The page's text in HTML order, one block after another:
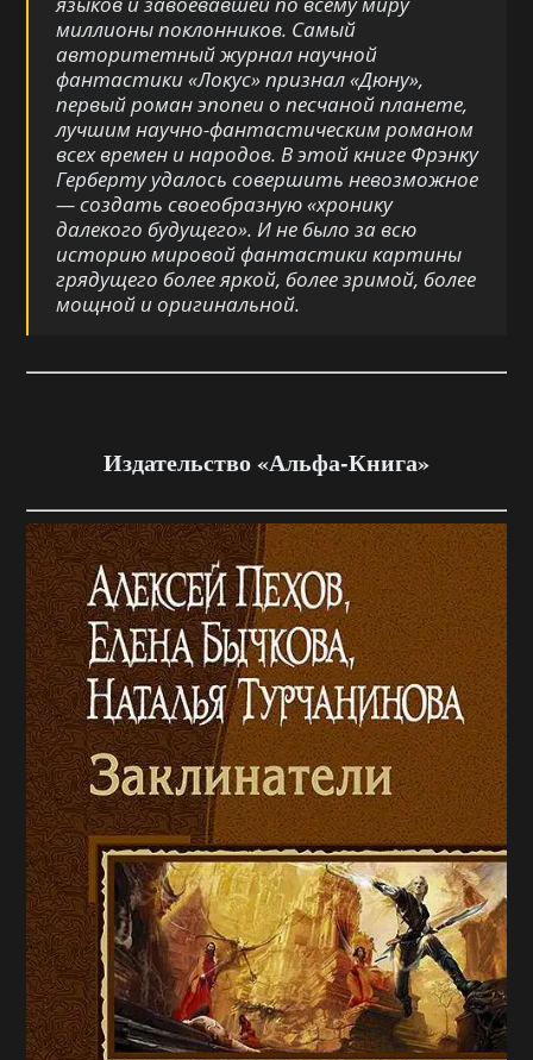
миллионы поклонников. Самый
авторитетный журнал научной
фантастики «Локус» признал «Дюну»,
первый роман эпопеи о песчаной планете,
лучшим научно-фантастическим романом
всех времен и народов. В этой книге Фрэнку
Герберту удалось совершить невозможное
— создать своеобразную «хронику
далекого будущего». И не было за всю
историю мировой фантастики картины
грядущего более яркой, более зримой, более
мощной и оригинальной.
Издательство «Альфа-Книга»